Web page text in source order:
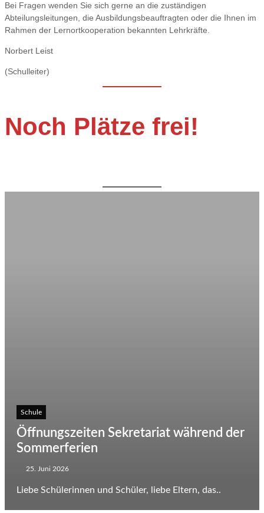
Bei Fragen wenden Sie sich gerne an die zuständigen
Abteilungsleitungen, die Ausbildungsbeauftragten oder die Ihnen im
Rahmen der Lernortkooperation bekannten Lehrkräfte.
Norbert Leist
(Schulleiter)
Noch Plätze frei!
Schule
Öffnungszeiten Sekretariat während der
Sommerferien
25. Juni 2026
Liebe Schülerinnen und Schüler, liebe Eltern, das..